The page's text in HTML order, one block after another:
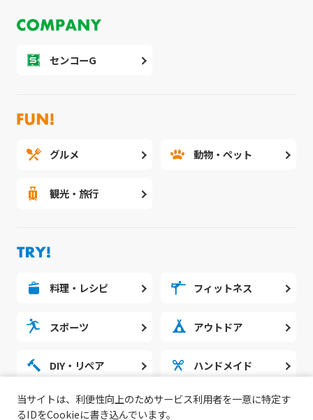
センコーG
グルメ 動物・ペット
観光・旅行
料理・レシピ フィットネス
スポーツ アウトドア
DIY・リペア ハンドメイド
勉強・スタディ ノウハウ
当サイトは、利便性向上のためサービス利用者を一意に特定す
るIDをCookieに書き込んでいます。